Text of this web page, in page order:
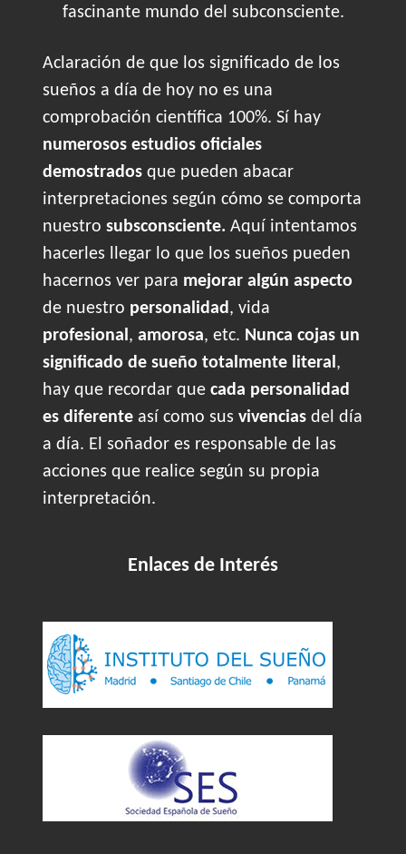
fascinante mundo del subconsciente.
Aclaración de que los significado de los
sueños a día de hoy no es una
comprobación científica 100%. Sí hay
numerosos estudios oficiales
demostrados que pueden abacar
interpretaciones según cómo se comporta
nuestro subsconsciente. Aquí intentamos
hacerles llegar lo que los sueños pueden
hacernos ver para mejorar algún aspecto
de nuestro personalidad, vida
profesional, amorosa, etc. Nunca cojas un
significado de sueño totalmente literal,
hay que recordar que cada personalidad
es diferente así como sus vivencias del día
a día. El soñador es responsable de las
acciones que realice según su propia
interpretación.
Enlaces de Interés